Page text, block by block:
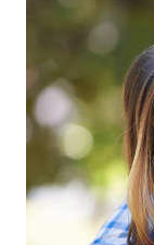
Society
Life